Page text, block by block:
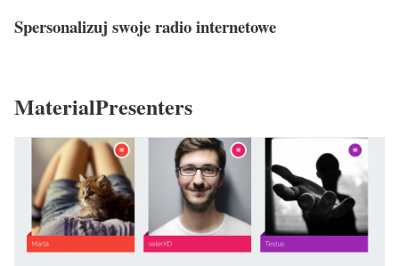
Spersonalizuj swoje radio internetowe
MaterialPresenters